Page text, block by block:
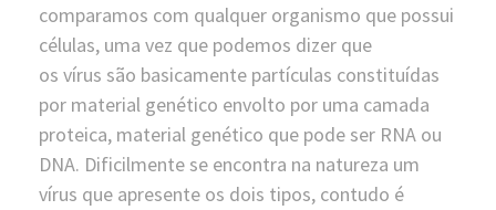
comparamos com qualquer organismo que possui
células, uma vez que podemos dizer que
os vírus são basicamente partículas constituídas
por material genético envolto por uma camada
proteica, material genético que pode ser RNA ou
DNA. Dificilmente se encontra na natureza um
vírus que apresente os dois tipos, contudo é